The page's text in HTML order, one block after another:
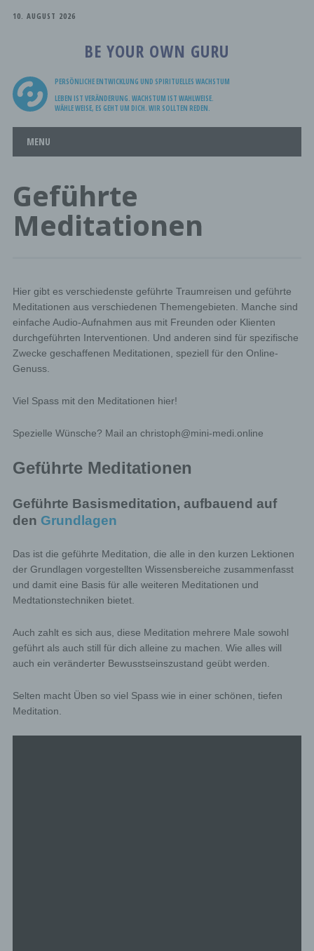
10. AUGUST 2026
BE YOUR OWN GURU
PERSÖNLICHE ENTWICKLUNG UND SPIRITUELLES WACHSTUM
LEBEN IST VERÄNDERUNG. WACHSTUM IST WAHLWEISE.
WÄHLE WEISE, ES GEHT UM DICH. WIR SOLLTEN REDEN.
Main menu
MENU
Geführte
Meditationen
Hier gibt es verschiedenste geführte Traumreisen und geführte
Meditationen aus verschiedenen Themengebieten. Manche sind
einfache Audio-Aufnahmen aus mit Freunden oder Klienten
durchgeführten Interventionen. Und anderen sind für spezifische
Zwecke geschaffenen Meditationen, speziell für den Online-
Genuss.
Viel Spass mit den Meditationen hier!
Spezielle Wünsche? Mail an christoph@mini-medi.online
Geführte Meditationen
Geführte Basismeditation, aufbauend auf
den Grundlagen
Das ist die geführte Meditation, die alle in den kurzen Lektionen
der Grundlagen vorgestellten Wissensbereiche zusammenfasst
und damit eine Basis für alle weiteren Meditationen und
Medtationstechniken bietet.
Auch zahlt es sich aus, diese Meditation mehrere Male sowohl
geführt als auch still für dich alleine zu machen. Wie alles will
auch ein veränderter Bewusstseinszustand geübt werden.
Selten macht Üben so viel Spass wie in einer schönen, tiefen
Meditation.